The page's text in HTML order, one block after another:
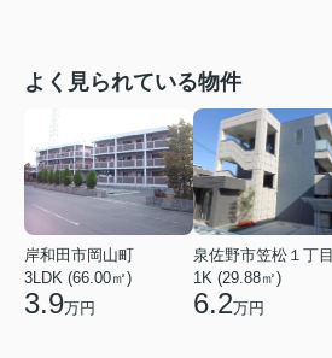
よく見られている物件
岸和田市岡山町
3LDK (66.00㎡)
3.9万円
泉佐野市笠松１丁目
1K (29.88㎡)
6.2万円